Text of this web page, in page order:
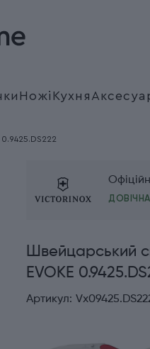
Ножі Кухня
ДОВІЧНА
Швейцарський
EVOKE
Артикул: